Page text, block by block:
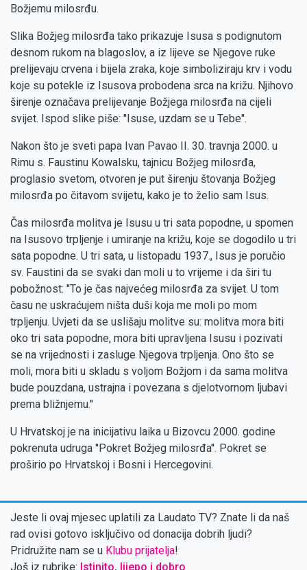
Božjemu milosrđu.
Slika Božjeg milosrđa tako prikazuje Isusa s podignutom
desnom rukom na blagoslov, a iz lijeve se Njegove ruke
prelijevaju crvena i bijela zraka, koje simboliziraju krv i vodu
koje su potekle iz Isusova probodena srca na križu. Njihovo
širenje označava prelijevanje Božjega milosrđa na cijeli
svijet. Ispod slike piše: ''Isuse, uzdam se u Tebe''.
Nakon što je sveti papa Ivan Pavao II. 30. travnja 2000. u
Rimu s. Faustinu Kowalsku, tajnicu Božjeg milosrđa,
proglasio svetom, otvoren je put širenju štovanja Božjeg
milosrđa po čitavom svijetu, kako je to želio sam Isus.
Čas milosrđa molitva je Isusu u tri sata popodne, u spomen
na Isusovo trpljenje i umiranje na križu, koje se dogodilo u tri
sata popodne. U tri sata, u listopadu 1937., Isus je poručio
sv. Faustini da se svaki dan moli u to vrijeme i da širi tu
pobožnost: ''To je čas najvećeg milosrđa za svijet. U tom
času ne uskraćujem ništa duši koja me moli po mom
trpljenju. Uvjeti da se uslišaju molitve su: molitva mora biti
oko tri sata popodne, mora biti upravljena Isusu i pozivati
se na vrijednosti i zasluge Njegova trpljenja. Ono što se
moli, mora biti u skladu s voljom Božjom i da sama molitva
bude pouzdana, ustrajna i povezana s djelotvornom ljubavi
prema bližnjemu.''
U Hrvatskoj je na inicijativu laika u Bizovcu 2000. godine
pokrenuta udruga ''Pokret Božjeg milosrđa''. Pokret se
proširio po Hrvatskoj i Bosni i Hercegovini.
Jeste li ovaj mjesec uplatili za Laudato TV? Znate li da naš
rad ovisi gotovo isključivo od donacija dobrih ljudi?
Pridružite nam se u Klubu prijatelja!
Još iz rubrike: Istinito, lijepo i dobro